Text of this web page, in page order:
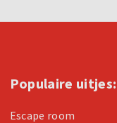
Populaire uitjes:
Escape room